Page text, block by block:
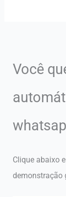
Você
Clique abaixo
demonstração